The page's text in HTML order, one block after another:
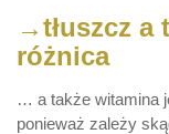
→tłuszcz a
różnica
… a także witamina
ponieważ zależy